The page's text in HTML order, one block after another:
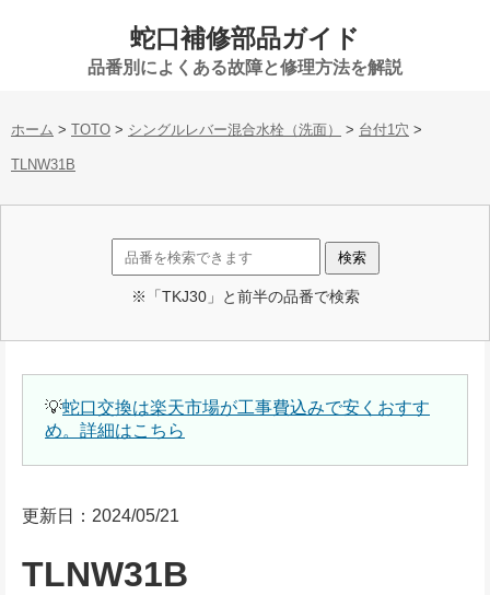
蛇口補修部品ガイド
品番別によくある故障と修理方法を解説
ホーム > TOTO > シングルレバー混合水栓（洗面） > 台付1穴 >
TLNW31B
※「TKJ30」と前半の品番で検索
💡蛇口交換は楽天市場が工事費込みで安くおすす
め。詳細はこちら
更新日：2024/05/21
TLNW31B